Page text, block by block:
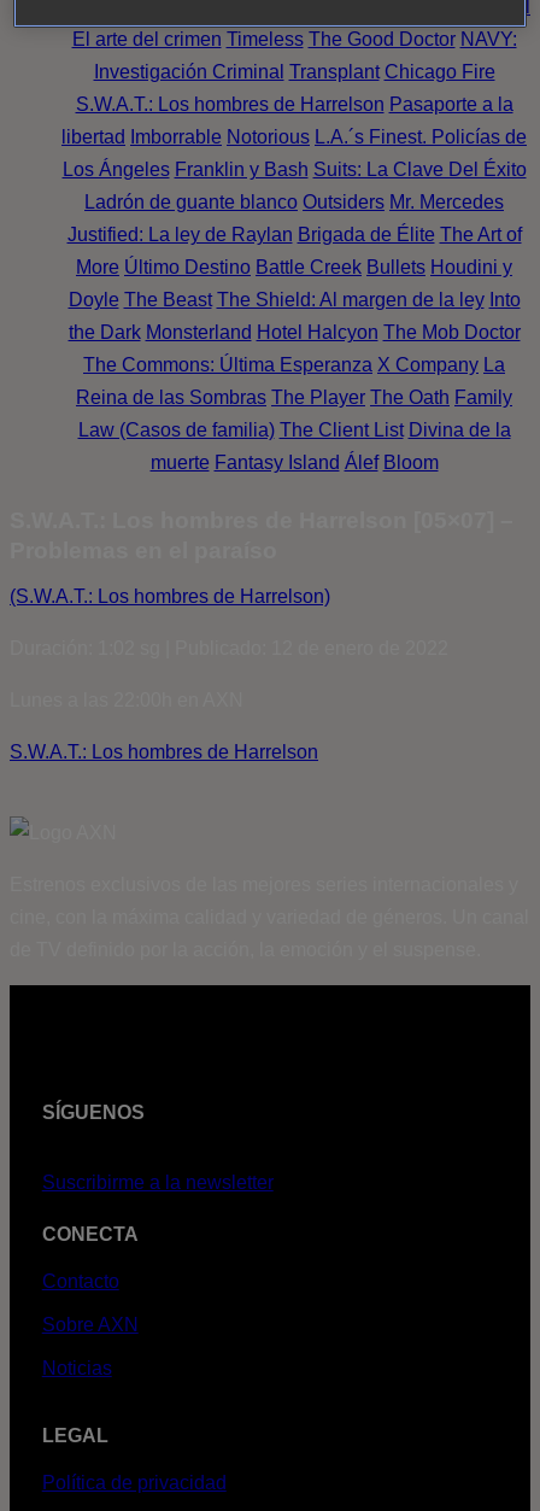
El arte del crimen Timeless The Good Doctor NAVY:
Investigación Criminal Transplant Chicago Fire
S.W.A.T.: Los hombres de Harrelson Pasaporte a la
libertad
Imborrable Notorious L.A.´s Finest. Policías de
Los Ángeles Franklin y Bash Suits: La Clave Del Éxito
Ladrón de guante blanco Outsiders Mr. Mercedes
Justified: La ley de Raylan Brigada de Élite The Art of
More Último Destino Battle Creek Bullets Houdini y
Doyle The Beast The Shield: Al margen de la ley Into
the Dark Monsterland Hotel Halcyon The Mob Doctor
The Commons: Última Esperanza X Company La
Reina de las Sombras The Player The Oath Family
Law (Casos de familia) The Client List Divina de la
muerte Fantasy Island Álef Bloom
(S.W.A.T.: Los hombres de Harrelson)
S.W.A.T.: Los hombres de Harrelson
SÍGUENOS
Suscribirme a la newsletter
CONECTA
Contacto
Sobre AXN
Noticias
LEGAL
Política de privacidad